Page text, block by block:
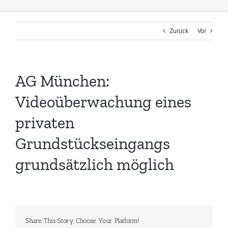
Zurück Vor
AG München:
Videoüberwachung eines
privaten
Grundstückseingangs
grundsätzlich möglich
Share This Story, Choose Your Platform!